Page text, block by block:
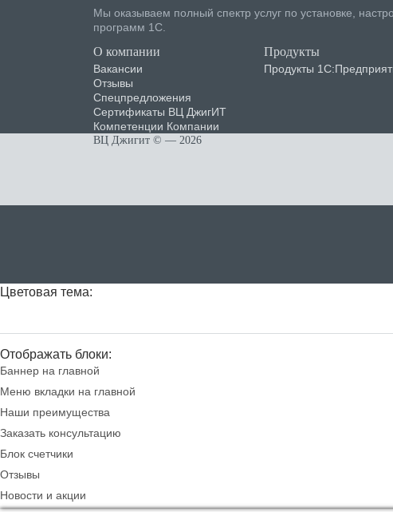
Мы оказываем полный спектр услуг по установке,
программ 1С.
О компании
Вакансии
Отзывы
Спецпредложения
Сертификаты ВЦ ДжигИТ
Компетенции Компании
Продукты
Продукты
ВЦ Джигит © — 2026
Цветовая тема:
Отображать блоки:
Баннер на главной
Меню вкладки на главной
Наши преимущества
Заказать консультацию
Блок счетчики
Отзывы
Новости и акции